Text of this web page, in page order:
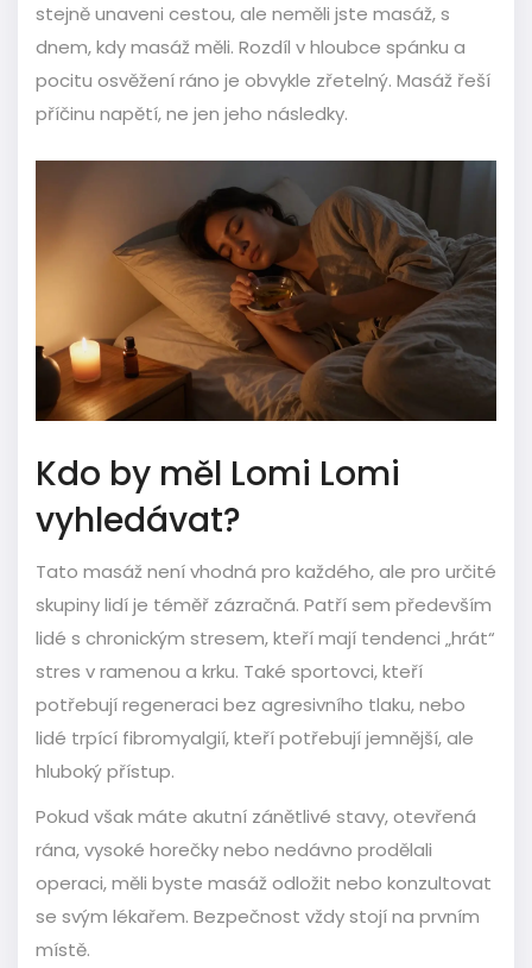
stejně unaveni cestou, ale neměli jste masáž, s
dnem, kdy masáž měli. Rozdíl v hloubce spánku a
pocitu osvěžení ráno je obvykle zřetelný. Masáž řeší
příčinu napětí, ne jen jeho následky.
Kdo by měl Lomi Lomi
vyhledávat?
Tato masáž není vhodná pro každého, ale pro určité
skupiny lidí je téměř zázračná. Patří sem především
lidé s chronickým stresem, kteří mají tendenci „hrát“
stres v ramenou a krku. Také sportovci, kteří
potřebují regeneraci bez agresivního tlaku, nebo
lidé trpící fibromyalgií, kteří potřebují jemnější, ale
hluboký přístup.
Pokud však máte akutní zánětlivé stavy, otevřená
rána, vysoké horečky nebo nedávno prodělali
operaci, měli byste masáž odložit nebo konzultovat
se svým lékařem. Bezpečnost vždy stojí na prvním
místě.